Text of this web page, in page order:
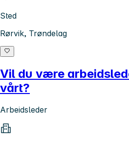
Sted
Rørvik, Trøndelag
Vil du være
vårt?
Arbeidsleder